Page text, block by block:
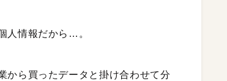
人情報だから…。
から買ったデータと掛け合わせて分